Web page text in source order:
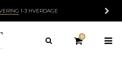
1-3 HVERDAGE
0